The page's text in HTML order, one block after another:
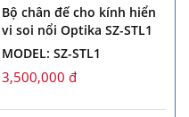
Bộ chân đế cho kính hiển
vi soi nổi Optika SZ-STL1
MODEL: SZ-STL1
3,500,000 đ